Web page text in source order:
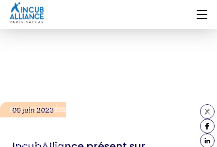
start-up passées
par l’incubateur,
l’Université Paris-
06 juin 2023